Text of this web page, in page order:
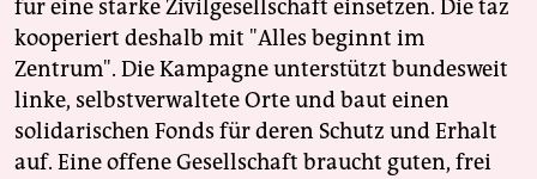
für eine starke Zivilgesellschaft einsetzen. Die taz
kooperiert deshalb mit "Alles beginnt im
Zentrum". Die Kampagne unterstützt bundesweit
linke, selbstverwaltete Orte und baut einen
solidarischen Fonds für deren Schutz und Erhalt
auf. Eine offene Gesellschaft braucht guten, frei